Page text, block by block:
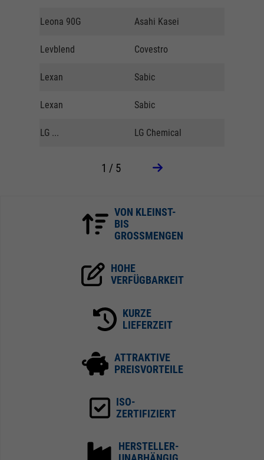
Leona 90G Asahi Kasei
Levblend Covestro
Lexan Sabic
Lexan Sabic
LG ... LG Chemical
1 / 5
VON KLEINST-
BIS
GROSSMENGEN
HOHE
VERFÜGBARKEIT
KURZE
LIEFERZEIT
ATTRAKTIVE
PREISVORTEILE
ISO-
ZERTIFIZIERT
HERSTELLER-